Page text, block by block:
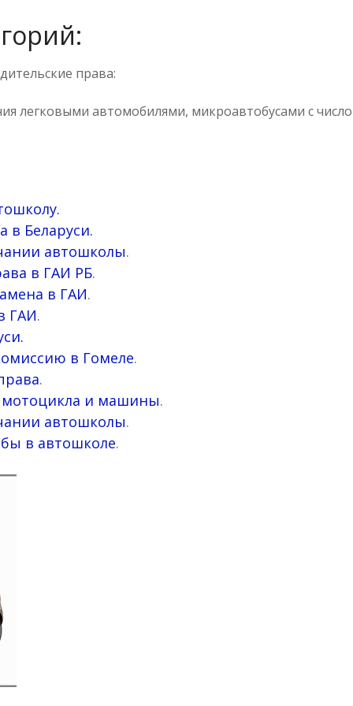
права:
легковыми автомобилями, микроавтобусами с
в Беларуси.
автошколы.
в ГАИ РБ.
в ГАИ.
ГАИ.
в Гомеле.
.
мотоцикла и машины.
автошколы.
в автошколе.